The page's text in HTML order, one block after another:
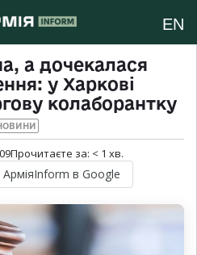
EN
а дочекалася
у Харкові
колаборантку
Прочитаєте за: < 1 хв.
АрміяInform в Google